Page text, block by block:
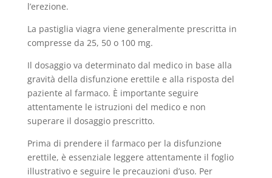
l’erezione.
La pastiglia viagra viene generalmente prescritta in
compresse da 25, 50 o 100 mg.
Il dosaggio va determinato dal medico in base alla
gravità della disfunzione erettile e alla risposta del
paziente al farmaco. È importante seguire
attentamente le istruzioni del medico e non
superare il dosaggio prescritto.
Prima di prendere il farmaco per la disfunzione
erettile, è essenziale leggere attentamente il foglio
illustrativo e seguire le precauzioni d’uso. Per